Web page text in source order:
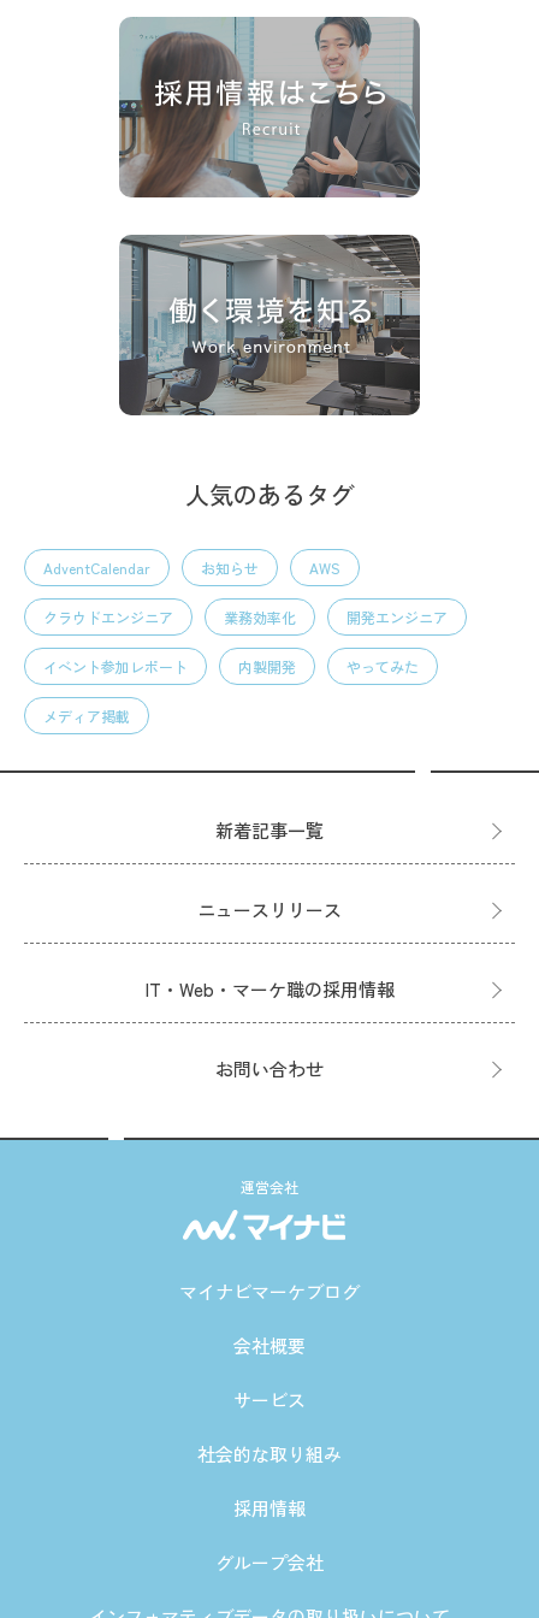
人気のあるタグ
AdventCalendar お知らせ AWS
クラウドエンジニア 業務効率化 開発エンジニア
イベント参加レポート 内製開発 やってみた
メディア掲載
新着記事一覧
ニュースリリース
IT・Web・マーケ職の採用情報
お問い合わせ
運営会社
マイナビマーケブログ
会社概要
サービス
社会的な取り組み
採用情報
グループ会社